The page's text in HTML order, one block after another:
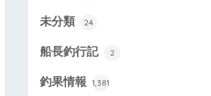
未分類 24
船長釣行記 2
釣果情報 1,381